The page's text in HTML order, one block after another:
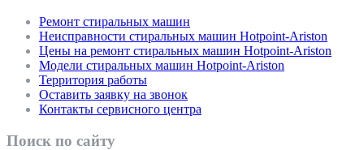
Ремонт стиральных машин
Неисправности стиральных машин Hotpoint-Ariston
Цены на ремонт стиральных машин Hotpoint-Ariston
Модели стиральных машин Hotpoint-Ariston
Территория работы
Оставить заявку на звонок
Контакты сервисного центра
Поиск по сайту